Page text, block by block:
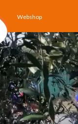
Webshop